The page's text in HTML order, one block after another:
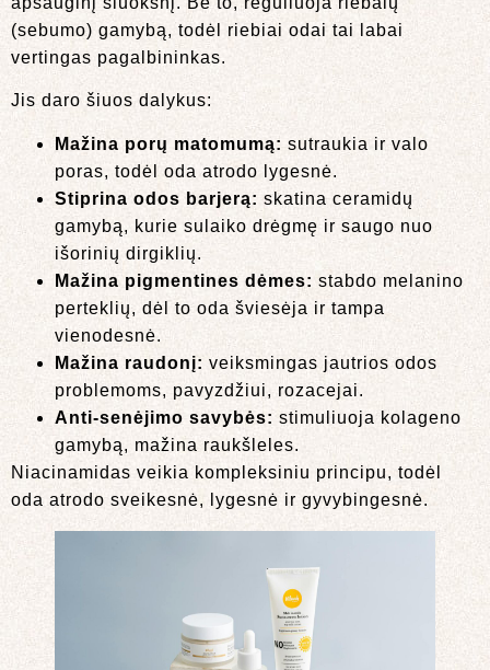
(sebumo) gamybą, todėl riebiai odai tai labai
vertingas pagalbininkas.
Jis daro šiuos dalykus:
Mažina porų matomumą: sutraukia ir valo
poras, todėl oda atrodo lygesnė.
Stiprina odos barjerą: skatina ceramidų
gamybą, kurie sulaiko drėgmę ir saugo nuo
išorinių dirgiklių.
Mažina pigmentines dėmes: stabdo melanino
perteklių, dėl to oda šviesėja ir tampa
vienodesnė.
Mažina raudonį: veiksmingas jautrios odos
problemoms, pavyzdžiui, rozacejai.
Anti-senėjimo savybės: stimuliuoja kolageno
gamybą, mažina raukšleles.
Niacinamidas veikia kompleksiniu principu, todėl
oda atrodo sveikesnė, lygesnė ir gyvybingesnė.